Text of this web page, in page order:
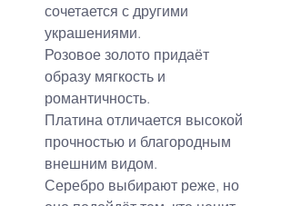
сочетается с другими
украшениями.
Розовое золото придаёт
образу мягкость и
романтичность.
Платина отличается высокой
прочностью и благородным
внешним видом.
Серебро выбирают реже, но